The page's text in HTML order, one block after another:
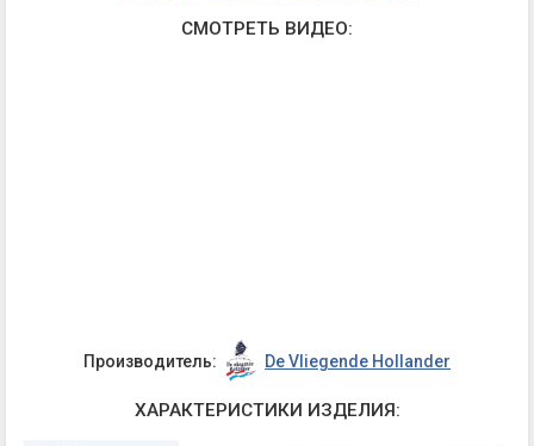
СМОТРЕТЬ ВИДЕО:
Производитель: De Vliegende Hollander
ХАРАКТЕРИСТИКИ ИЗДЕЛИЯ: